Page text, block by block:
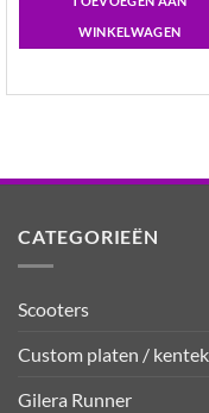
WINKELWAGEN
CATEGORIEËN
Scooters
Custom platen /
Gilera Runner